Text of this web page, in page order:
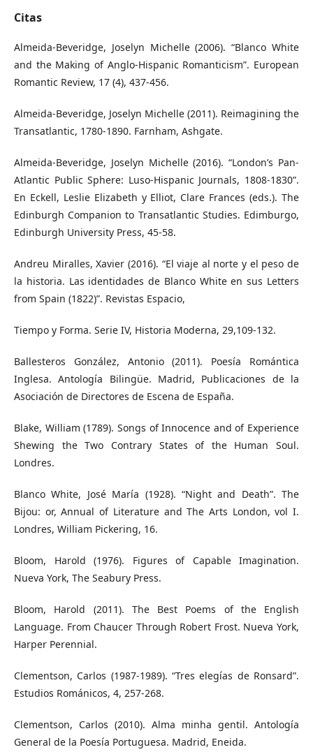
Citas
Almeida-Beveridge, Joselyn Michelle (2006). “Blanco White
and the Making of Anglo-Hispanic Romanticism”. European
Romantic Review, 17 (4), 437-456.
Almeida-Beveridge, Joselyn Michelle (2011). Reimagining the
Transatlantic, 1780-1890. Farnham, Ashgate.
Almeida-Beveridge, Joselyn Michelle (2016). “London’s Pan-
Atlantic Public Sphere: Luso-Hispanic Journals, 1808-1830”.
En Eckell, Leslie Elizabeth y Elliot, Clare Frances (eds.). The
Edinburgh Companion to Transatlantic Studies. Edimburgo,
Edinburgh University Press, 45-58.
Andreu Miralles, Xavier (2016). “El viaje al norte y el peso de
la historia. Las identidades de Blanco White en sus Letters
from Spain (1822)”. Revistas Espacio,
Tiempo y Forma. Serie IV, Historia Moderna, 29,109-132.
Ballesteros González, Antonio (2011). Poesía Romántica
Inglesa. Antología Bilingüe. Madrid, Publicaciones de la
Asociación de Directores de Escena de España.
Blake, William (1789). Songs of Innocence and of Experience
Shewing the Two Contrary States of the Human Soul.
Londres.
Blanco White, José María (1928). “Night and Death”. The
Bijou: or, Annual of Literature and The Arts London, vol I.
Londres, William Pickering, 16.
Bloom, Harold (1976). Figures of Capable Imagination.
Nueva York, The Seabury Press.
Bloom, Harold (2011). The Best Poems of the English
Language. From Chaucer Through Robert Frost. Nueva York,
Harper Perennial.
Clementson, Carlos (1987-1989). “Tres elegías de Ronsard”.
Estudios Románicos, 4, 257-268.
Clementson, Carlos (2010). Alma minha gentil. Antología
General de la Poesía Portuguesa. Madrid, Eneida.